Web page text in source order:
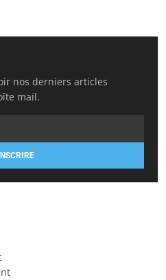
nos derniers articles
mail.